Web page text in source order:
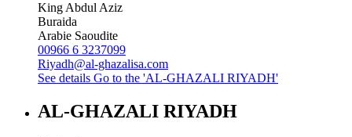
King Abdul Aziz
Buraida
Arabie Saoudite
00966 6 3237099
Riyadh@al-ghazalisa.com
See details Go to the 'AL-GHAZALI RIYADH'
AL-GHAZALI RIYADH